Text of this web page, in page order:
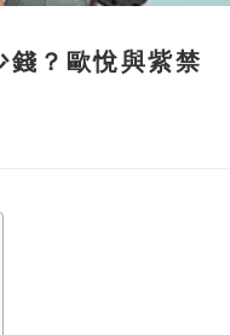
錢？歐悅與紫禁